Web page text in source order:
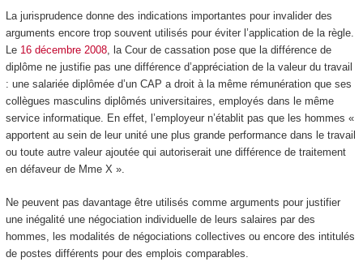
La jurisprudence donne des indications importantes pour invalider des
arguments encore trop souvent utilisés pour éviter l’application de la règle.
Le 16 décembre 2008, la Cour de cassation pose que la différence de
diplôme ne justifie pas une différence d’appréciation de la valeur du travail
: une salariée diplômée d’un CAP a droit à la même rémunération que ses
collègues masculins diplômés universitaires, employés dans le même
service informatique. En effet, l’employeur n’établit pas que les hommes «
apportent au sein de leur unité une plus grande performance dans le travail
ou toute autre valeur ajoutée qui autoriserait une différence de traitement
en défaveur de Mme X ».
Ne peuvent pas davantage être utilisés comme arguments pour justifier
une inégalité une négociation individuelle de leurs salaires par des
hommes, les modalités de négociations collectives ou encore des intitulés
de postes différents pour des emplois comparables.